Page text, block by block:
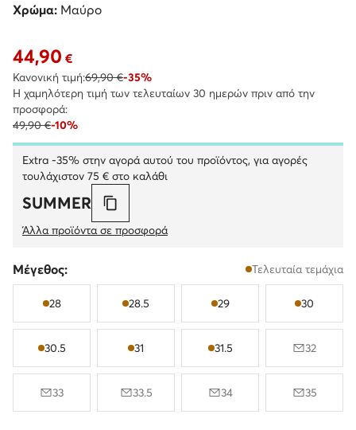
Χρώμα: Μαύρο
Τρέχουσα τιμή 44,90 €
44,90 €
Κανονική τιμή:69,90 €-35%
Η χαμηλότερη τιμή των τελευταίων 30 ημερών πριν από την
προσφορά:
49,90 €-10%
Extra -35% στην αγορά αυτού του προϊόντος, για αγορές
τουλάχιστον 75 € στο καλάθι
SUMMER
Άλλα προϊόντα σε προσφορά
Μέγεθος: Τελευταία τεμάχια
28 28.5 29 30
30.5 31 31.5 32
33 33.5 34 35